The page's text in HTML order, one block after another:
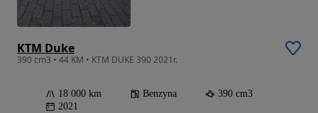
KTM Duke
390 cm3 • 44 KM • KTM DUKE 390 2021r.
18 000 km Benzyna
390 cm3
2021